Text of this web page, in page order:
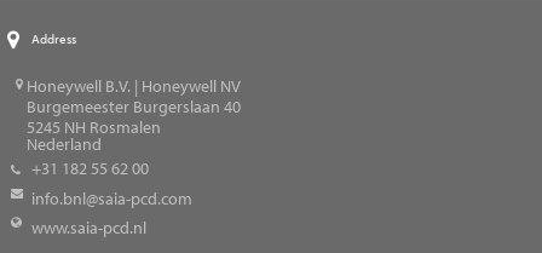
Address
Honeywell B.V. | Honeywell NV
Burgemeester Burgerslaan 40
5245 NH Rosmalen
Nederland
+31 182 55 62 00
info.bnl@saia-pcd.com
www.saia-pcd.nl